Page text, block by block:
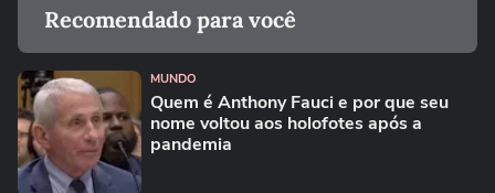
Recomendado para você
MUNDO
Quem é Anthony Fauci e por que seu
nome voltou aos holofotes após a
pandemia